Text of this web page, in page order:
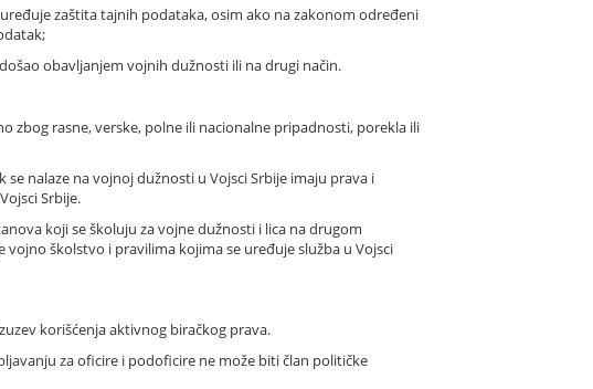
zaštita tajnih podataka, osim ako na zakonom određeni
obavljanjem vojnih dužnosti ili na drugi način.
zbog rasne, verske, polne ili nacionalne pripadnosti, porekla ili
nalaze na vojnoj dužnosti u Vojsci Srbije imaju prava i
Srbije.
koji se školuju za vojne dužnosti i lica na drugom
školstvo i pravilima kojima se uređuje služba u Vojsci
korišćenja aktivnog biračkog prava.
za oficire i podoficire ne može biti član političke